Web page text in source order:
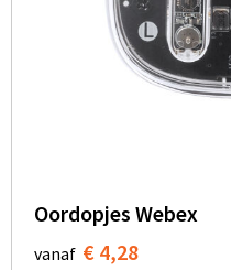
Oordopjes Webex
vanaf € 4,28